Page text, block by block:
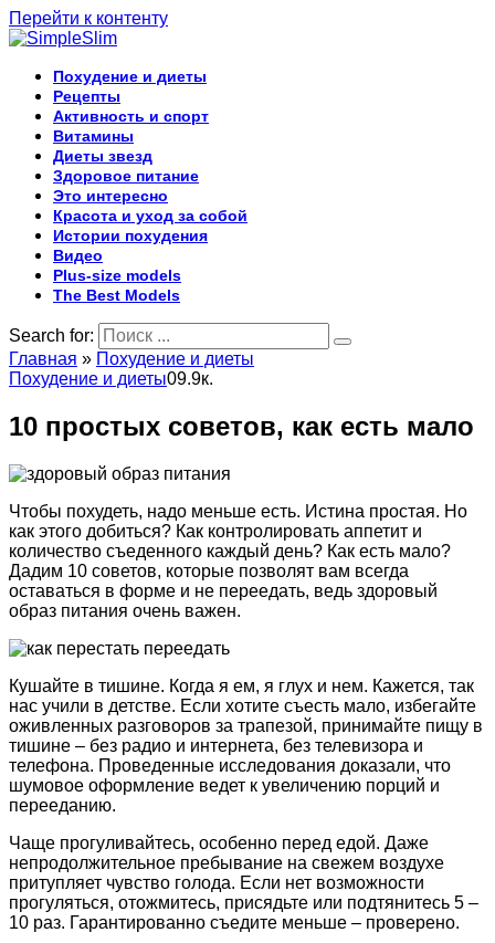
Перейти к контенту
Похудение и диеты
Рецепты
Активность и спорт
Витамины
Диеты звезд
Здоровое питание
Это интересно
Красота и уход за собой
Истории похудения
Видео
Plus-size models
The Best Models
Search for:
Главная » Похудение и диеты
Похудение и диеты09.9к.
10 простых советов, как есть мало
Чтобы похудеть, надо меньше есть. Истина простая. Но
как этого добиться? Как контролировать аппетит и
количество съеденного каждый день? Как есть мало?
Дадим 10 советов, которые позволят вам всегда
оставаться в форме и не переедать, ведь здоровый
образ питания очень важен.
Кушайте в тишине. Когда я ем, я глух и нем. Кажется, так
нас учили в детстве. Если хотите съесть мало, избегайте
оживленных разговоров за трапезой, принимайте пищу в
тишине – без радио и интернета, без телевизора и
телефона. Проведенные исследования доказали, что
шумовое оформление ведет к увеличению порций и
перееданию.
Чаще прогуливайтесь, особенно перед едой. Даже
непродолжительное пребывание на свежем воздухе
притупляет чувство голода. Если нет возможности
прогуляться, отожмитесь, присядьте или подтянитесь 5 –
10 раз. Гарантированно съедите меньше – проверено.